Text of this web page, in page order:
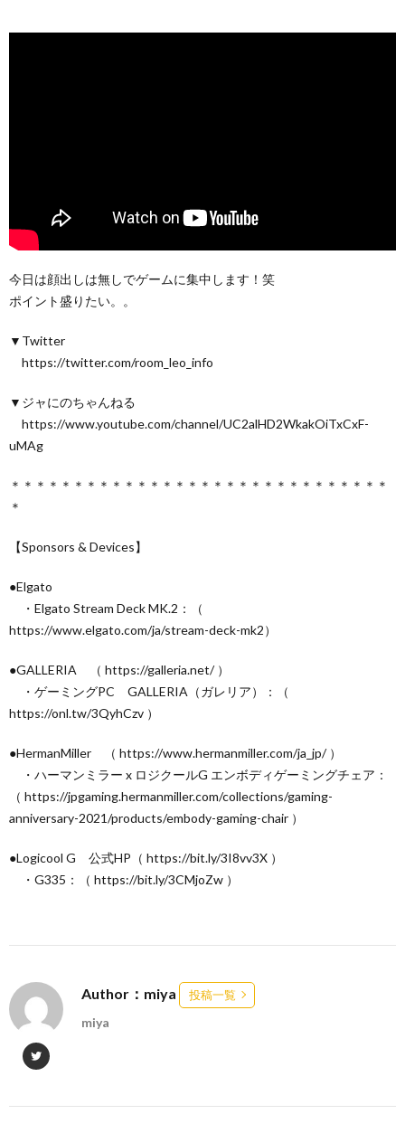
今日は顔出しは無しでゲームに集中します！笑
ポイント盛りたい。。
▼Twitter
https://twitter.com/room_leo_info
▼ジャにのちゃんねる
https://www.youtube.com/channel/UC2alHD2WkakOiTxCxF-
uMAg
＊＊＊＊＊＊＊＊＊＊＊＊＊＊＊＊＊＊＊＊＊＊＊＊＊＊＊＊＊＊
＊
【Sponsors & Devices】
●Elgato
・Elgato Stream Deck MK.2：（
https://www.elgato.com/ja/stream-deck-mk2）
●GALLERIA （ https://galleria.net/ ）
・ゲーミングPC GALLERIA（ガレリア）：（
https://onl.tw/3QyhCzv ）
●HermanMiller （ https://www.hermanmiller.com/ja_jp/ ）
・ハーマンミラー x ロジクールG エンボディゲーミングチェア：
（ https://jpgaming.hermanmiller.com/collections/gaming-
anniversary-2021/products/embody-gaming-chair ）
●Logicool G 公式HP（ https://bit.ly/3I8vv3X ）
・G335：（ https://bit.ly/3CMjoZw ）
Author：miya 投稿一覧
miya